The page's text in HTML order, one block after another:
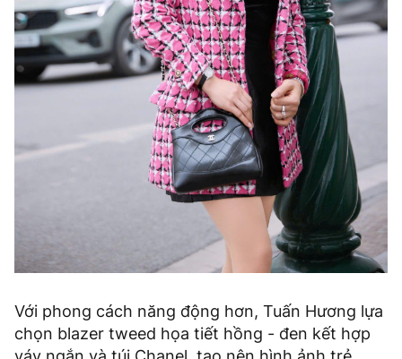
Với phong cách năng động hơn, Tuấn Hương lựa
chọn blazer tweed họa tiết hồng - đen kết hợp